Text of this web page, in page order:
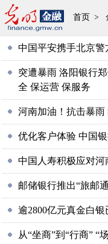
首页 >
中国平安携手北京
突遭暴雨 洛阳银行
全 保运营 保服务
河南加油！抗击暴雨
优化客户体验 中国
中国人寿积极应对
邮储银行推出“旅邮
逾2800亿元真金白
从“坐商”到“行商” “